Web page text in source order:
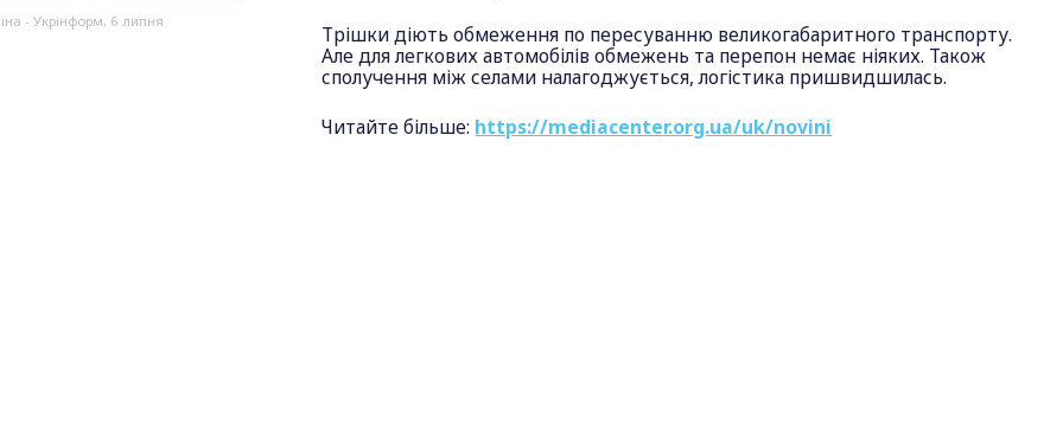
- Укрінформ, 6 липня
Трішки діють обмеження по пересуванню великогабаритного транспорту.
Але для легкових автомобілів обмежень та перепон немає ніяких. Також
сполучення між селами налагоджується, логістика пришвидшилась.
Читайте більше: https://mediacenter.org.ua/uk/novini